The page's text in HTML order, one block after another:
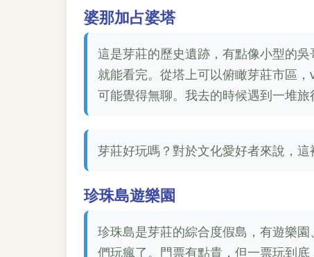
婆那加占婆塔
這是芽莊的歷史遺跡，有點像小型的
就能看完。從塔上可以俯瞰芽莊市區
可能覺得無聊。我去的時候遇到一堆旅
芽莊好玩嗎？對於文化愛好者來說，這
珍珠島遊樂園
珍珠島是芽莊的綜合度假島，有遊樂
們玩瘋了。門票有點貴，但一票玩到